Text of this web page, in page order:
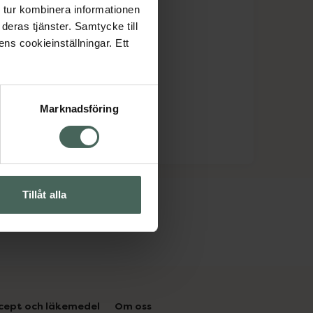
kombinera informationen
tjänster. Samtycke till
cookieinställningar. Ett
Marknadsföring
Tillåt alla
och läkemedel Om oss